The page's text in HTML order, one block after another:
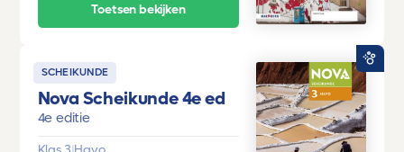
Toetsen bekijken
SCHEIKUNDE
Nova Scheikunde 4e ed
4e editie